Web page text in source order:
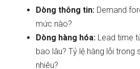
Dòng thông tin: Demand
mức nào?
Dòng hàng hóa: Lead time
bao lâu? Tỷ lệ hàng lỗi trong
nhiêu?